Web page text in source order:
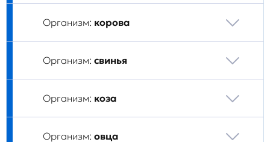
Организм: корова
Организм: свинья
Организм: коза
Организм: овца